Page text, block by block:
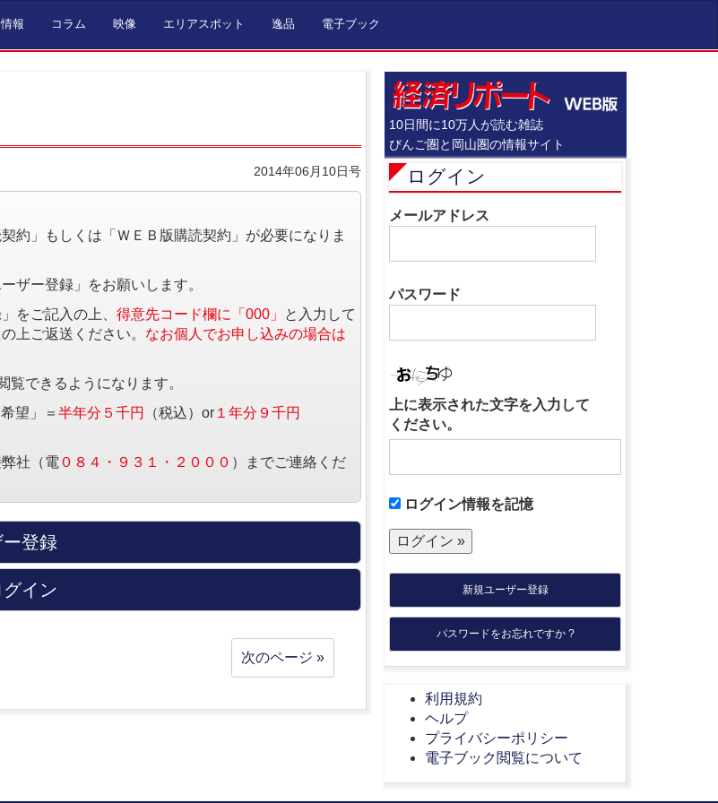
報 コラム 映像 エリアスポット 逸品 電子ブック
2014年06月10日号
約」もしくは「ＷＥＢ版購読契約」が必要になりま
ザー登録」をお願いします。
をご記入の上、 得意先コード欄に「000」
と入力して
上ご返送ください。 なお個人でお申し込みの場合は
できるようになります。
望」＝ 半年分５千円 （税込）or １年分９千円
社（電 ０８４・９３１・２０００ ）までご連絡くだ
登録
イン
次のページ »
10日間に10万人が読む雑誌
びんご圏と岡山圏の情報サイト
ログイン
メールアドレス
パスワード
上に表示された文字を入力して
ください。
ログイン情報を記憶
新規ユーザー登録
パスワードをお忘れですか ?
利用規約
ヘルプ
プライバシーポリシー
電子ブック閲覧について